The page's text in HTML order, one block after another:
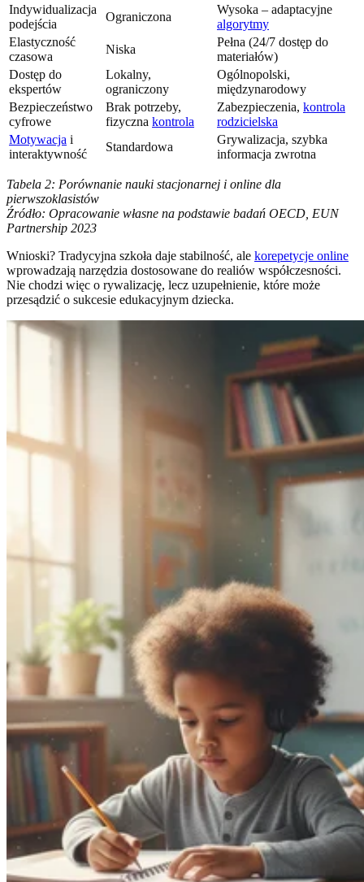
Indywidualizacja
podejścia
Ograniczona
Wysoka – adaptacyjne
algorytmy
Elastyczność
czasowa
Niska
Pełna (24/7 dostęp do
materiałów)
Dostęp do
ekspertów
Lokalny,
ograniczony
Ogólnopolski,
międzynarodowy
Bezpieczeństwo
cyfrowe
Brak potrzeby,
fizyczna kontrola
Zabezpieczenia, kontrola
rodzicielska
Motywacja i
interaktywność
Standardowa
Grywalizacja, szybka
informacja zwrotna
Tabela 2: Porównanie nauki stacjonarnej i online dla
pierwszoklasistów
Źródło: Opracowanie własne na podstawie badań OECD, EUN
Partnership 2023
Wnioski? Tradycyjna szkoła daje stabilność, ale korepetycje online
wprowadzają narzędzia dostosowane do realiów współczesności.
Nie chodzi więc o rywalizację, lecz uzupełnienie, które może
przesądzić o sukcesie edukacyjnym dziecka.